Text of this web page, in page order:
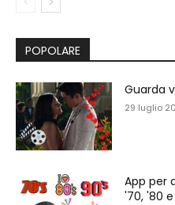
POPOLARE
Guarda
29 luglio
App per
'70, '80